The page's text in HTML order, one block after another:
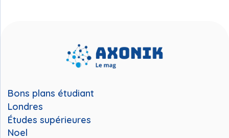
Bons plans étudiant
Londres
Études supérieures
Noel